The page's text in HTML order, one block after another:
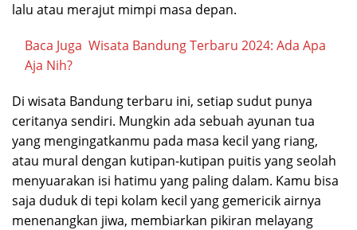
lalu atau merajut mimpi masa depan.
Baca Juga Wisata Bandung Terbaru 2024: Ada Apa
Aja Nih?
Di wisata Bandung terbaru ini, setiap sudut punya
ceritanya sendiri. Mungkin ada sebuah ayunan tua
yang mengingatkanmu pada masa kecil yang riang,
atau mural dengan kutipan-kutipan puitis yang seolah
menyuarakan isi hatimu yang paling dalam. Kamu bisa
saja duduk di tepi kolam kecil yang gemericik airnya
menenangkan jiwa, membiarkan pikiran melayang